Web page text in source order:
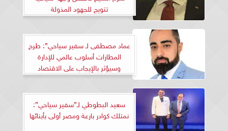
تتويج للجهود المذولة
عماد مصطفى لـ سفير سياحي”: طرح
المطارات أسلوب عالمي للإدارة
وسيؤثر بالإيجاب على الاقتصاد
سعيد البطوطي لـ”سفير سياحي”:
نمتلك كوادر بارعة ومصر أولى بأبنائها